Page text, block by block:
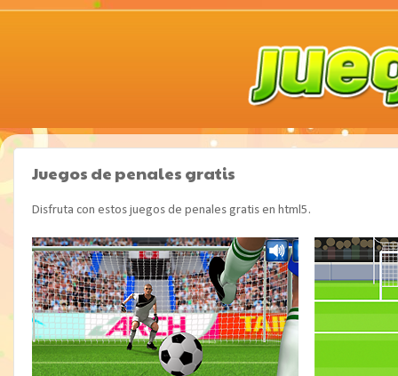
Juegos de penales gratis
Disfruta con estos juegos de penales gratis en html5.